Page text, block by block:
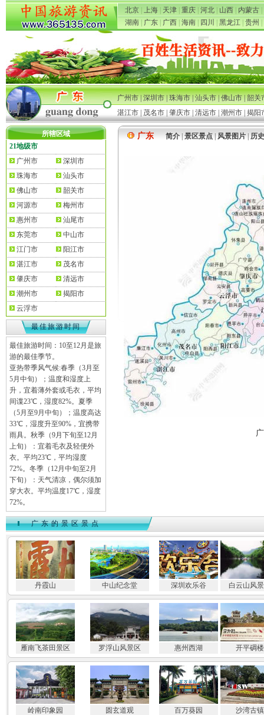
北京 上海 天津 重庆 河北 山西 内蒙古
湖南
广东 广西 海南 四川 黑龙江 贵州
广州市|深圳市|珠海市|汕头市|佛山市|韶关
湛江市
茂名市 肇庆市 清远市 潮州市 揭阳
所辖区域
21地级市
广州市
深圳市
珠海市
汕头市
佛山市
韶关市
河源市
梅州市
惠州市
汕尾市
东莞市
中山市
江门市
阳江市
湛江市
茂名市
肇庆市
清远市
潮州市
揭阳市
云浮市
最佳旅游时间
最佳旅游时间：10至12月是旅
游的最佳季节。
亚热带季风气候:春季（3月至
5月中旬）；温度和湿度上
升，宜着薄外套或毛衣，平均
间谍23℃，湿度82%。夏季
（5月至9月中旬）；温度高达
33℃，湿度升至90%，宜携带
雨具。秋季（9月下旬至12月
上旬）：宜着毛衣及轻便外
衣。平均23℃，平均湿度
72%。冬季（12月中旬至2月
下旬）：天气清凉，偶尔须加
穿大衣。平均温度17℃，湿度
72%。
广东 简介| 景区景点 风景图片 历
广东的景区景点
丹霞山 中山纪念堂 深圳欢乐谷 白云山风
雁南飞茶田景区 罗浮山风景区 惠州西湖 开平碉楼
岭南印象园 圆玄道观 百万葵园 沙湾古镇